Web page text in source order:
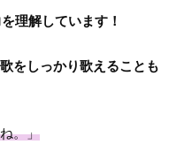
理解しています！
をしっかり歌えることも
。」